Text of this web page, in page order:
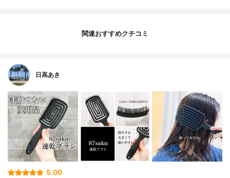
関連おすすめクチコミ
日高あき
5.00